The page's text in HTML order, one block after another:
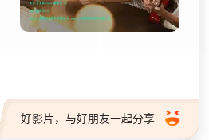
好影片，与好朋友一起分享